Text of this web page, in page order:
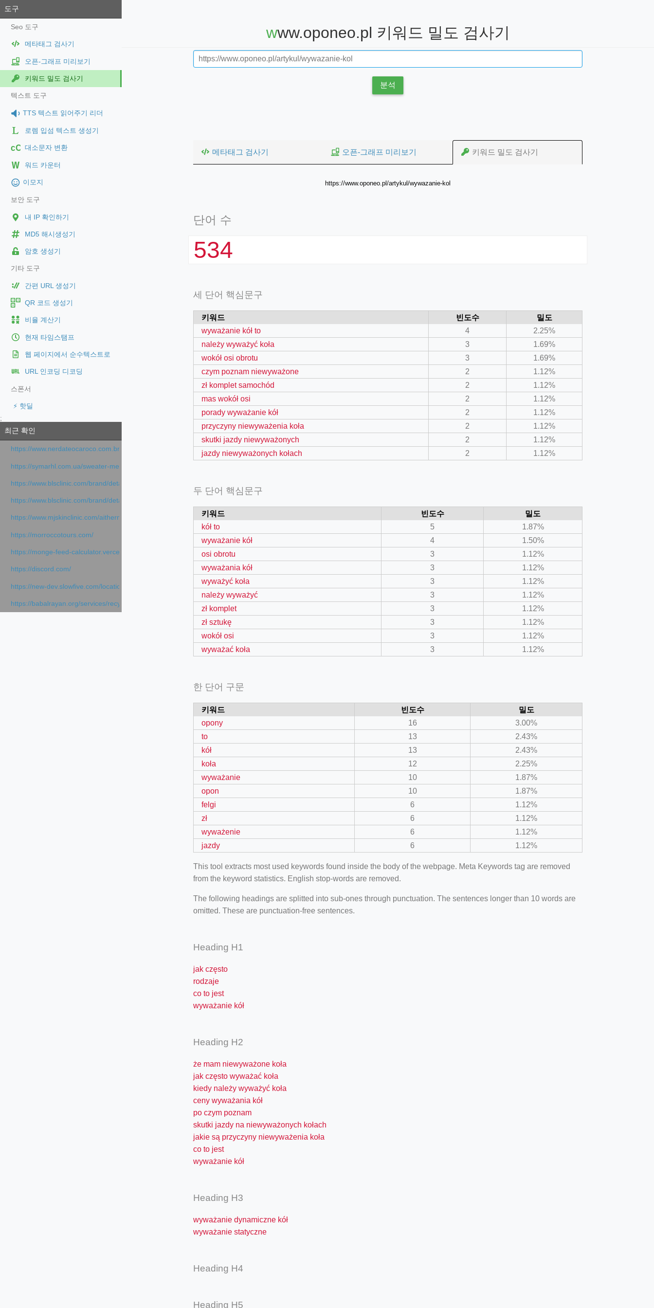
도구
Seo 도구
메타태그 검사기
오픈-그래프 미리보기
키워드 밀도 검사기
텍스트 도구
TTS 텍스트 읽어주기 리더
로렘 입섬 텍스트 생성기
cC 대소문자 변환
워드 카운터
이모지
보안 도구
내 IP 확인하기
MD5 해시생성기
암호 생성기
기타 도구
간편 URL 생성기
QR 코드 생성기
비율 계산기
현재 타임스탬프
웹 페이지에서 순수텍스트로
URL 인코딩 디코딩
스폰서
⚡ 핫딜
;
최근 확인
https://www.nerdateocaroco.com.br/
https://symarhl.com.ua/sweater-merino-crew-neck-navy-blue/
https://www.blsclinic.com/brand/detail.php
https://www.blsclinic.com/brand/detail.php?c=1013&n=29306
https://www.mjskinclinic.com/aithermage
https://morroccotours.com/
https://monge-feed-calculator.vercel.app/feed-calculator
https://discord.com/
https://new-dev.slowfive.com/location/co-work?lat=37.49813&lng=127.0284&zoom=16
https://babalrayan.org/services/recycling-shredder-plant-equipment/scrap-shredder-fabrication
www.oponeo.pl 키워드 밀도 검사기
분석
메타태그 검사기 오픈-그래프 미리보기 키워드 밀도 검사기
https://www.oponeo.pl/artykul/wywazanie-kol
단어 수
534
세 단어 핵심문구
키워드 빈도수
밀도
wyważanie kół to
4
2.25%
należy wyważyć koła
3
1.69%
wokół osi obrotu
3
1.69%
czym poznam niewyważone
2
1.12%
zł komplet samochód
2
1.12%
mas wokół osi
2
1.12%
porady wyważanie kół
2
1.12%
przyczyny niewyważenia koła
2
1.12%
skutki jazdy niewyważonych
2
1.12%
jazdy niewyważonych kołach
2 1.12%
두 단어 핵심문구
키워드 빈도수
밀도
kół to
5
1.87%
wyważanie kół
4
1.50%
osi obrotu
3
1.12%
wyważania kół
3
1.12%
wyważyć koła
3
1.12%
należy wyważyć
3
1.12%
zł komplet
3
1.12%
zł sztukę
3
1.12%
wokół osi
3
1.12%
wyważać koła
3 1.12%
한 단어 구문
키워드 빈도수
밀도
opony
16
3.00%
to
13
2.43%
kół
13
2.43%
koła
12
2.25%
wyważanie
10
1.87%
opon
10
1.87%
felgi
6
1.12%
zł
6
1.12%
wyważenie
6
1.12%
jazdy
6 1.12%
This tool extracts most used keywords found inside the body of the webpage. Meta Keywords tag are removed
from the keyword statistics. English stop-words are removed.
The following headings are splitted into sub-ones through punctuation. The sentences longer than 10 words are
omitted. These are punctuation-free sentences.
Heading H1
jak często
rodzaje
co to jest
wyważanie kół
Heading H2
że mam niewyważone koła
jak często wyważać koła
kiedy należy wyważyć koła
ceny wyważania kół
po czym poznam
skutki jazdy na niewyważonych kołach
jakie są przyczyny niewyważenia koła
co to jest
wyważanie kół
Heading H3
wyważanie dynamiczne kół
wyważanie statyczne
Heading H4
Heading H5